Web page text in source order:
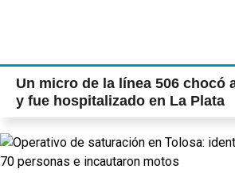
Un micro de la línea 506 chocó
y fue hospitalizado en La Plata